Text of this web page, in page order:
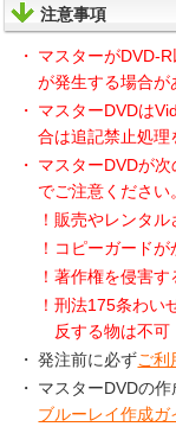
注意事項
マスターがDVD-
が発生する場合が
マスターDVDは
合は追記禁止処理
マスターDVDが
でご注意ください
！販売やレンタ
！コピーガード
！著作権を侵害
！刑法175条わい
反する物は不可
発注前に必ずご利
マスターDVDの作
ブルーレイ作成ガ